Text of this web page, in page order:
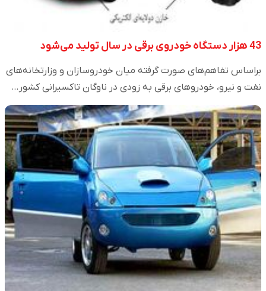
43 هزار دستگاه خودروی برقی در سال تولید می‌شود
براساس تفاهم‌های صورت گرفته میان خودروسازان و وزارتخانه‌های
نفت و نیرو، خودروهای برقی به زودی در ناوگان تاکسیرانی کشور…